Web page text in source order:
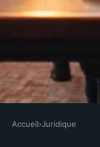
Accueil›Juridique